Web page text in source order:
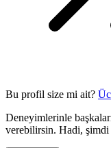
Bu profil size mi ait?
Deneyimlerinle
verebilirsin. Hadi, şimdi